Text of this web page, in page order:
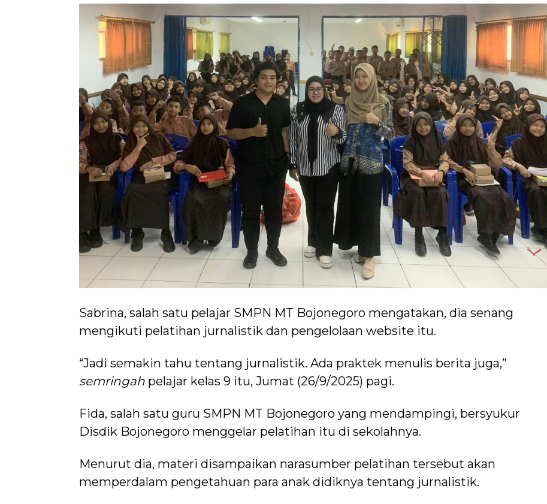
Sabrina, salah satu pelajar SMPN MT Bojonegoro mengatakan, dia senang
mengikuti pelatihan jurnalistik dan pengelolaan website itu.
“Jadi semakin tahu tentang jurnalistik. Ada praktek menulis berita juga,”
semringah pelajar kelas 9 itu, Jumat (26/9/2025) pagi.
Fida, salah satu guru SMPN MT Bojonegoro yang mendampingi, bersyukur
Disdik Bojonegoro menggelar pelatihan itu di sekolahnya.
Menurut dia, materi disampaikan narasumber pelatihan tersebut akan
memperdalam pengetahuan para anak didiknya tentang jurnalistik.